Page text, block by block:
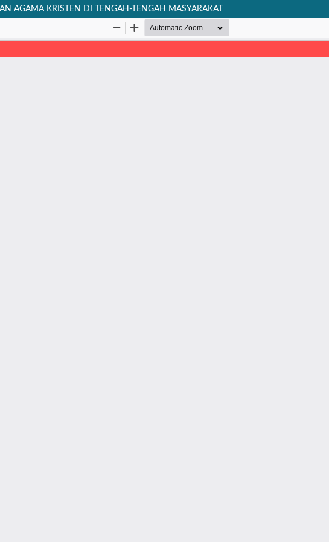
AGAMA KRISTEN DI TENGAH-TENGAH MASYARAKAT